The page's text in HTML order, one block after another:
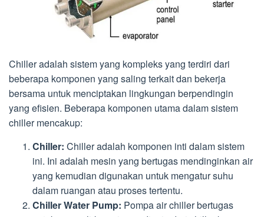
Chiller adalah sistem yang kompleks yang terdiri dari
beberapa komponen yang saling terkait dan bekerja
bersama untuk menciptakan lingkungan berpendingin
yang efisien. Beberapa komponen utama dalam sistem
chiller mencakup:
Chiller: Chiller adalah komponen inti dalam sistem
ini. Ini adalah mesin yang bertugas mendinginkan air
yang kemudian digunakan untuk mengatur suhu
dalam ruangan atau proses tertentu.
Chiller Water Pump: Pompa air chiller bertugas